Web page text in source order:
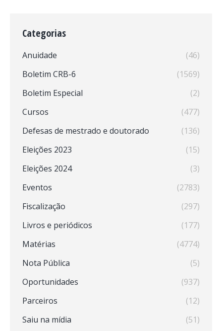
Categorias
Anuidade
(46)
Boletim CRB-6
(1569)
Boletim Especial
(2)
Cursos
(477)
Defesas de mestrado e doutorado
(136)
Eleições 2023
(15)
Eleições 2024
(3)
Eventos
(2783)
Fiscalização
(297)
Livros e periódicos
(177)
Matérias
(4774)
Nota Pública
(5)
Oportunidades
(937)
Parceiros
(12)
Saiu na mídia
(51)